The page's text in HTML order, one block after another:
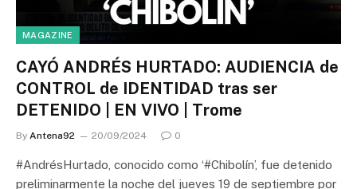
MAGAZINE
CAYÓ ANDRÉS HURTADO: AUDIENCIA de
CONTROL de IDENTIDAD tras ser
DETENIDO | EN VIVO | Trome
By Antena92 20/09/2024 0
#AndrésHurtado, conocido como ‘#Chibolín’, fue detenido
preliminarmente la noche del jueves 19 de septiembre por